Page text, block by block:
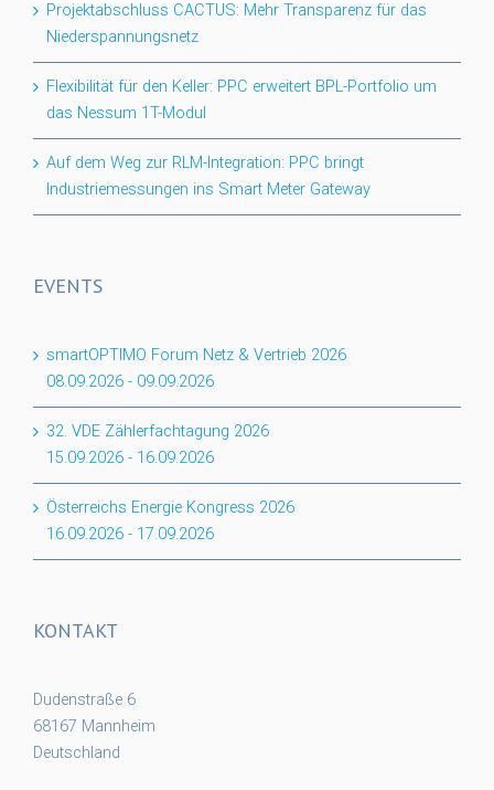
Projektabschluss CACTUS: Mehr Transparenz für das
Niederspannungsnetz
Flexibilität für den Keller: PPC erweitert BPL-Portfolio um
das Nessum 1T-Modul
Auf dem Weg zur RLM-Integration: PPC bringt
Industriemessungen ins Smart Meter Gateway
EVENTS
smartOPTIMO Forum Netz & Vertrieb 2026
08.09.2026 - 09.09.2026
32. VDE Zählerfachtagung 2026
15.09.2026 - 16.09.2026
Österreichs Energie Kongress 2026
16.09.2026 - 17.09.2026
KONTAKT
Dudenstraße 6
68167 Mannheim
Deutschland